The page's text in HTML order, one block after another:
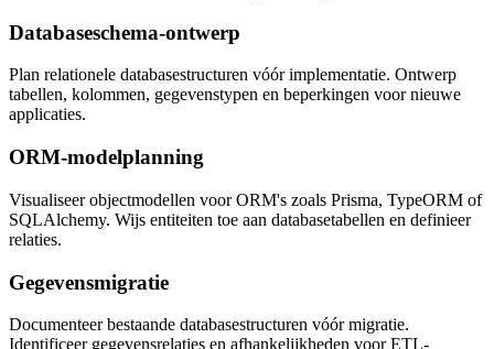
Databaseschema-ontwerp
Plan relationele databasestructuren vóór implementatie. Ontwerp
tabellen, kolommen, gegevenstypen en beperkingen voor nieuwe
applicaties.
ORM-modelplanning
Visualiseer objectmodellen voor ORM's zoals Prisma, TypeORM of
SQLAlchemy. Wijs entiteiten toe aan databasetabellen en definieer
relaties.
Gegevensmigratie
Documenteer bestaande databasestructuren vóór migratie.
Identificeer gegevensrelaties en afhankelijkheden voor ETL-